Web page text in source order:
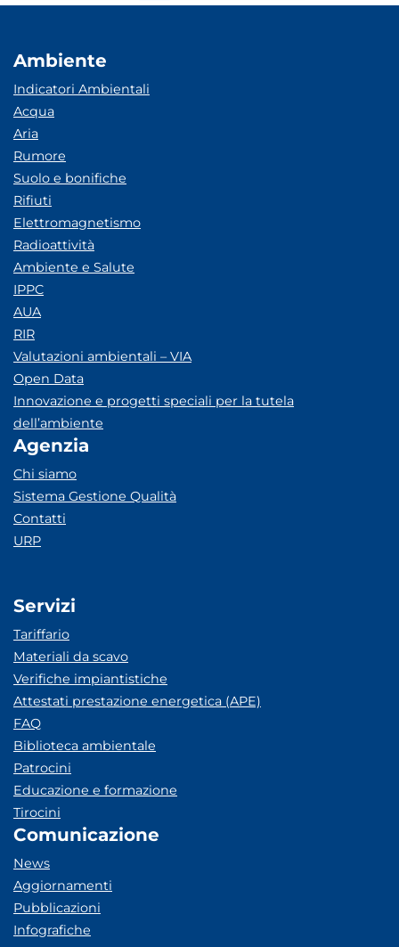
Ambiente
Indicatori Ambientali
Acqua
Aria
Rumore
Suolo e bonifiche
Rifiuti
Elettromagnetismo
Radioattività
Ambiente e Salute
IPPC
AUA
RIR
Valutazioni ambientali – VIA
Open Data
Innovazione e progetti speciali per la tutela
dell’ambiente
Agenzia
Chi siamo
Sistema Gestione Qualità
Contatti
URP
Servizi
Tariffario
Materiali da scavo
Verifiche impiantistiche
Attestati prestazione energetica (APE)
FAQ
Biblioteca ambientale
Patrocini
Educazione e formazione
Tirocini
Comunicazione
News
Aggiornamenti
Pubblicazioni
Infografiche